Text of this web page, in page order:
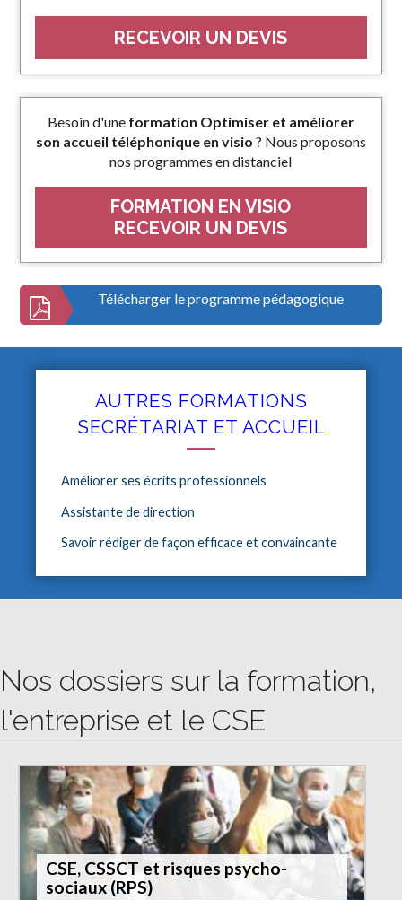
RECEVOIR UN DEVIS
Besoin d'une formation Optimiser et améliorer
son accueil téléphonique en visio ? Nous proposons
nos programmes en distanciel
FORMATION EN VISIO
RECEVOIR UN DEVIS
Télécharger le programme pédagogique
AUTRES FORMATIONS
SECRÉTARIAT ET ACCUEIL
Améliorer ses écrits professionnels
Assistante de direction
Savoir rédiger de façon efficace et convaincante
Nos dossiers sur la formation,
l'entreprise et le CSE
CSE, CSSCT et risques psycho-
sociaux (RPS)